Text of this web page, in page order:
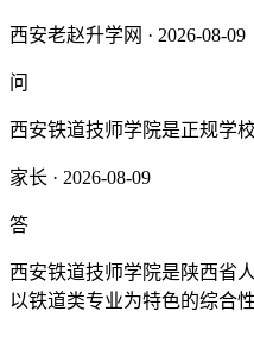
西安老赵升学网 · 2026-08-09
问
西安铁道技师学院是正规学校
家长 · 2026-08-09
答
西安铁道技师学院是陕西省
以铁道类专业为特色的综合